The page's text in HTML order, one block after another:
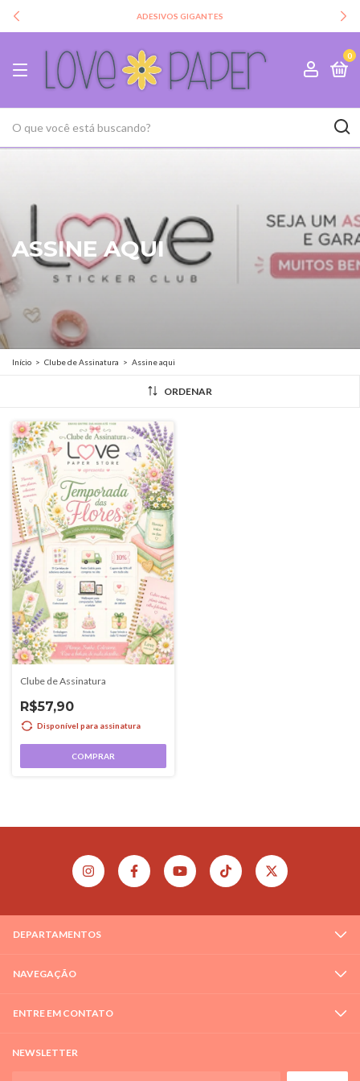
ADESIVOS GIGANTES
0
ASSINE AQUI
Início > Clube de Assinatura > Assine aqui
ORDENAR
Clube de Assinatura
R$57,90
Disponível para assinatura
COMPRAR
DEPARTAMENTOS
NAVEGAÇÃO
ENTRE EM CONTATO
NEWSLETTER